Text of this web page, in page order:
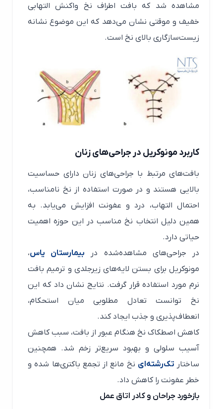
مشاهده شد که بافت اطراف نخ واکنش التهابی
خفیف و موقتی نشان می‌دهد که این موضوع نشانه
زیست‌سازگاری بالای نخ است.
کاربرد مونوکریل در جراحی‌های زنان
بافت‌های مرتبط با جراحی‌های زنان دارای حساسیت
بالایی هستند و در صورت استفاده از نخ نامناسب،
احتمال التهاب، درد و عفونت افزایش می‌یابد. به
همین دلیل انتخاب نخ مناسب در این حوزه اهمیت
حیاتی دارد.
در جراحی‌های مشاهده‌شده دربیمارستان یاس،
مونوکریل برای بستن لایه‌های زیرجلدی و ترمیم بافت
نرم مورد استفاده قرار گرفت. نتایج نشان داد که این
نخ توانست تعادل مطلوبی میان استحکام،
انعطاف‌پذیری و جذب ایجاد کند.
کاهش اصطکاک نخ هنگام عبور از بافت، سبب کاهش
آسیب سلولی و بهبود سریع‌تر زخم شد. همچنین
ساختارتک‌رشته‌اینخ مانع از تجمع باکتری‌ها شده و
خطر عفونت را کاهش داد.
بازخورد جراحان و کادر اتاق عمل